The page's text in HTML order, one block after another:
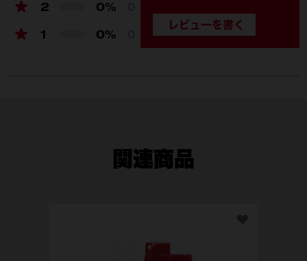
2 0%
1 0%
関連商品